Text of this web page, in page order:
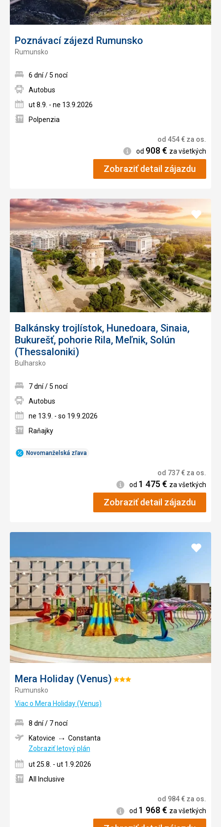
Poznávací zájezd Rumunsko
Rumunsko
6 dní / 5 nocí
Autobus
ut 8.9. - ne 13.9.2026
Polpenzia
od 454€ za os.
Informácie
od 908 € za všetkých
Zobraziť detail zájazdu
Balkánsky trojlístok, Hunedoara, Sinaia,
Bukurešť, pohorie Rila, Meľnik, Solún
(Thessaloniki)
Bulharsko
Pridať
do
Novomanželská zľava
7 dní / 5 nocí
Autobus
ne 13.9. - so 19.9.2026
Raňajky
od 737€ za os.
Informácie
od 1 475€ za všetkých
Zobraziť detail zájazdu
Mera Holiday (Venus) Hodnotenie:
Rumunsko
Viac o Mera Holiday (Venus)
Pridať
8 dní / 7 nocí
Katovice
Constanta
Zobraziť letový plán
ut 25.8. - ut 1.9.2026
All Inclusive
od 984€ za os.
Informácie
od 1 968 € za všetkých